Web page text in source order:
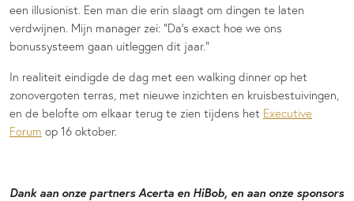
een illusionist. Een man die erin slaagt om dingen te laten
verdwijnen. Mijn manager zei: “Da’s exact hoe we ons
bonussysteem gaan uitleggen dit jaar.”
In realiteit eindigde de dag met een walking dinner op het
zonovergoten terras, met nieuwe inzichten en kruisbestuivingen,
en de belofte om elkaar terug te zien tijdens het Executive
Forum op 16 oktober.
Dank aan onze partners Acerta en HiBob, en aan onze sponsors